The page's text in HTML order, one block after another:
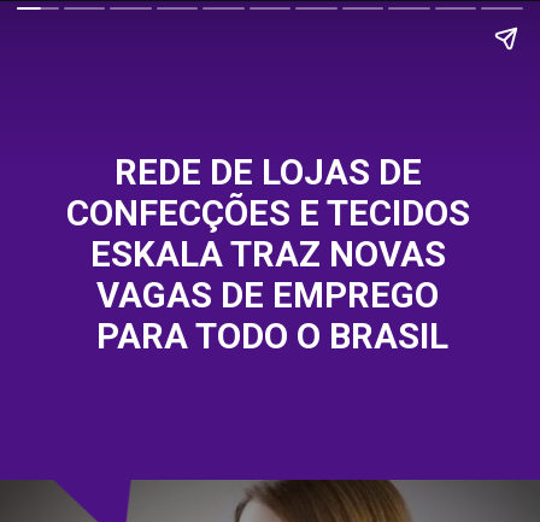
REDE DE LOJAS DE
CONFECÇÕES E TECIDOS
ESKALA TRAZ NOVAS
VAGAS DE EMPREGO
PARA TODO O BRASIL